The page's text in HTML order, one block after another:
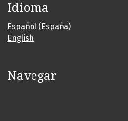
Idioma
Español (España)
English
Navegar